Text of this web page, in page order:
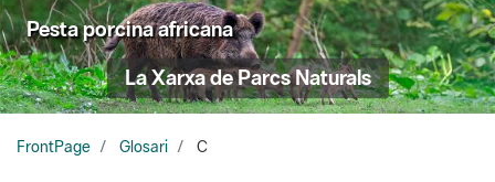
Pesta porcina africana
La Xarxa de Parcs Naturals
FrontPage Glosari C